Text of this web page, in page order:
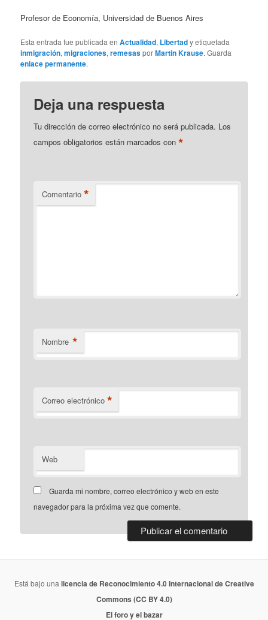
Profesor de Economía, Universidad de Buenos Aires
Esta entrada fue publicada enActualidad, Libertady etiquetada
inmigración,migraciones,remesasporMartin Krause. Guarda
enlace permanente.
Deja una respuesta
Tu dirección de correo electrónico no será publicada. Los
campos obligatorios están marcados con*
Comentario *
Nombre *
Correo electrónico *
Web
Guarda mi nombre, correo electrónico y web en este
navegador para la próxima vez que comente.
Está bajo una licencia de Reconocimiento 4.0 Internacional de Creative
Commons (CC BY 4.0)
El foro y el bazar